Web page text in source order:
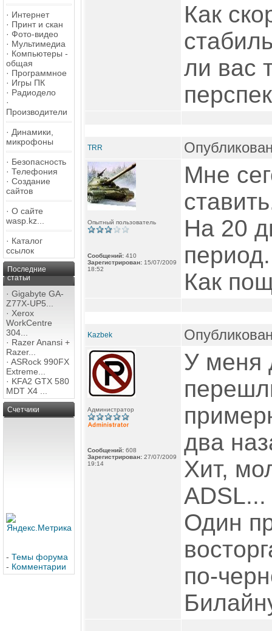
· Интернет
· Принт и скан
· Фото-видео
· Мультимедиа
· Компьютеры -
общая
· Программное
· Игры ПК
· Радиодело
·
Производители
· Динамики,
микрофоны
· Безопасность
· Телефония
· Создание
сайтов
· О сайте
wasp.kz...
· Каталог
ссылок
Последние
статьи
· Gigabyte GA-
Z77X-UP5...
· Xerox
WorkCentre
304...
· Razer Anansi +
Razer...
· ASRock 990FX
Extreme...
· KFA2 GTX 580
MDT X4 ...
Счетчики
- Темы форума
- Комментарии
Как
ли вас
TRR
Опытный пользователь
Сообщений: 410
Зарегистрирован: 15/07/2009
18:52
Мне
На 20
Как
Kazbek
Администратор
Сообщений: 608
Зарегистрирован: 27/07/2009
19:14
У меня
два
Хит,
ADSL...
Один
по-